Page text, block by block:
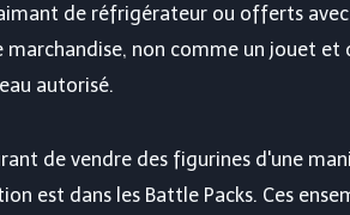
de réfrigérateur ou offerts
non comme un jouet et
autorisé.
de vendre des figurines d'une
est dans les Battle Packs. Ces